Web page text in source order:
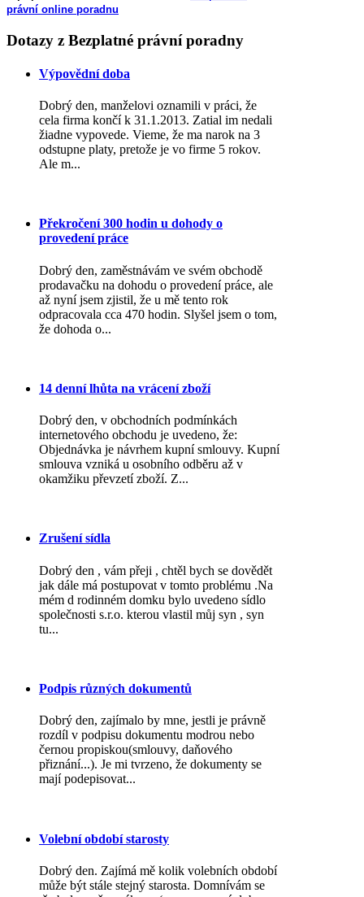
právní online poradnu
Dotazy z Bezplatné právní poradny
Výpovědní doba
Dobrý den, manželovi oznamili v práci, že
cela firma končí k 31.1.2013. Zatial im nedali
žiadne vypovede. Vieme, že ma narok na 3
odstupne platy, pretože je vo firme 5 rokov.
Ale m...
Překročení 300 hodin u dohody o
provedení práce
Dobrý den, zaměstnávám ve svém obchodě
prodavačku na dohodu o provedení práce, ale
až nyní jsem zjistil, že u mě tento rok
odpracovala cca 470 hodin. Slyšel jsem o tom,
že dohoda o...
14 denní lhůta na vrácení zboží
Dobrý den, v obchodních podmínkách
internetového obchodu je uvedeno, že:
Objednávka je návrhem kupní smlouvy. Kupní
smlouva vzniká u osobního odběru až v
okamžiku převzetí zboží. Z...
Zrušení sídla
Dobrý den , vám přeji , chtěl bych se dovědět
jak dále má postupovat v tomto problému .Na
mém d rodinném domku bylo uvedeno sídlo
společnosti s.r.o. kterou vlastil můj syn , syn
tu...
Podpis různých dokumentů
Dobrý den, zajímalo by mne, jestli je právně
rozdíl v podpisu dokumentu modrou nebo
černou propiskou(smlouvy, daňového
přiznání...). Je mi tvrzeno, že dokumenty se
mají podepisovat...
Volební období starosty
Dobrý den. Zajímá mě kolik volebních období
může být stále stejný starosta. Domnívám se